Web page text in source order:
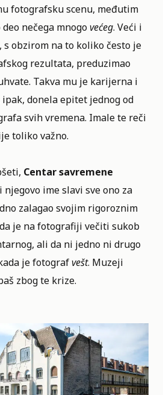
fotografsku scenu, međutim
nečega mnogovećeg. Veći i
s obzirom na to koliko često je
rezultata, preduzimao
Takva mu je karijerna i
donela epitet jednog od
svih vremena. Imale te reči
toliko važno.
Centar savremene
njegovo ime slavi sve ono za
zalagao svojim rigoroznim
je na fotografiji večiti sukob
ali da ni jedno ni drugo
je fotografvešt. Muzeji
zbog te krize.